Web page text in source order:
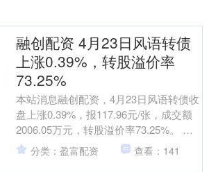
融创配资 4月23日风语转债
上涨0.39%，转股溢价率
73.25%
本站消息融创配资，4月23日风语转债收
盘上涨0.39%，报117.96元/张，成交额
2006.05万元，转股溢价率73.25%。 资
料显示，风语转债信用级别为“....
分类：盈富配资 查看：141